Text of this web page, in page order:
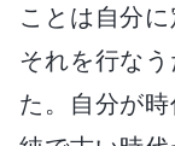
ことは自分
それを行な
た。自分が